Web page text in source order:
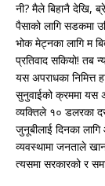
नी? मैले बिहानै देखि,
पैसाको लागि सडकमा
भोक मेट्नका लागि म
प्रतिवाद सकियो! तब
यस अपराधका निमित्त
सुनुवाईको क्रममा यस
व्यक्तिले १० डलरका
जुनूबीलाई दिनका
व्यवस्थामा जनताले
त्यसमा सरकारको र